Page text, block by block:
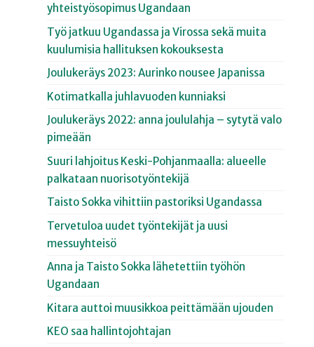
yhteistyösopimus Ugandaan
Työ jatkuu Ugandassa ja Virossa sekä muita
kuulumisia hallituksen kokouksesta
Joulukeräys 2023: Aurinko nousee Japanissa
Kotimatkalla juhlavuoden kunniaksi
Joulukeräys 2022: anna joululahja – sytytä valo
pimeään
Suuri lahjoitus Keski-Pohjanmaalla: alueelle
palkataan nuorisotyöntekijä
Taisto Sokka vihittiin pastoriksi Ugandassa
Tervetuloa uudet työntekijät ja uusi
messuyhteisö
Anna ja Taisto Sokka lähetettiin työhön
Ugandaan
Kitara auttoi muusikkoa peittämään ujouden
KEO saa hallintojohtajan